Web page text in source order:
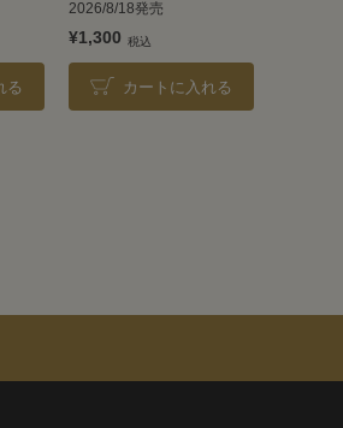
る
2026/8/18発売
¥1,300
カートに入れる